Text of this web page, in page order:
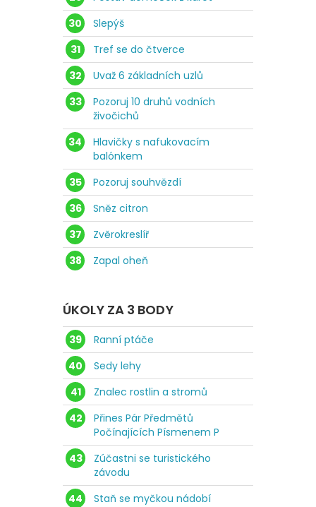
30
Slepýš
31
Tref se do čtverce
32
Uvaž 6 základních uzlů
33
Pozoruj 10 druhů vodních
živočichů
34
Hlavičky s nafukovacím
balónkem
35
Pozoruj souhvězdí
36
Sněz citron
37
Zvěrokreslíř
38
Zapal oheň
ÚKOLY ZA 3 BODY
39
Ranní ptáče
40
Sedy lehy
41
Znalec rostlin a stromů
42
Přines Pár Předmětů
Počínajících Písmenem P
43
Zúčastni se turistického
závodu
44
Staň se myčkou nádobí